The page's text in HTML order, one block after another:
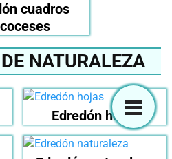
cuadros
NATURALEZA
Edredón hojas